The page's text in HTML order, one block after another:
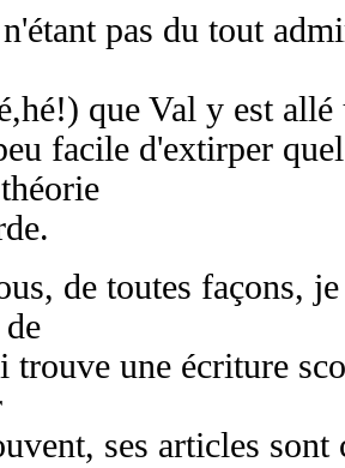
pas du tout
que Val y est
facile d'extirper
de toutes façons,
trouve une écriture
ses articles